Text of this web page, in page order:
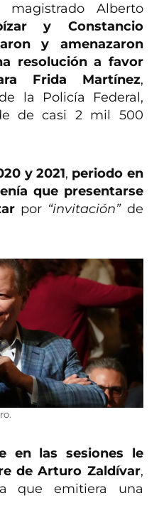
Alberto
y Constancio
y amenazaron
resolución a favor
Frida Martínez,
la Policía Federal,
de casi 2 mil 500
y 2021, periodo en
que presentarse
por “invitación”de
en las sesiones le
de Arturo Zaldívar,
que emitiera una